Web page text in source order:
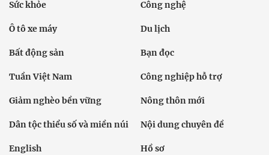
Sức khỏe Công nghệ
Ô tô xe máy Du lịch
Bất động sản Bạn đọc
Tuần Việt Nam Công nghiệp hỗ trợ
Giảm nghèo bền vững Nông thôn mới
Dân tộc thiểu số và miền núi Nội dung chuyên đề
English Hồ sơ